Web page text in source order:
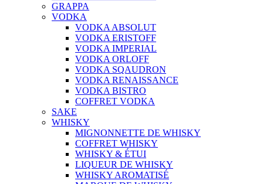
GRAPPA
VODKA
VODKA ABSOLUT
VODKA ERISTOFF
VODKA IMPERIAL
VODKA ORLOFF
VODKA SQAUDRON
VODKA RENAISSANCE
VODKA BISTRO
COFFRET VODKA
SAKE
WHISKY
MIGNONNETTE DE WHISKY
COFFRET WHISKY
WHISKY & ÉTUI
LIQUEUR DE WHISKY
WHISKY AROMATISÉ